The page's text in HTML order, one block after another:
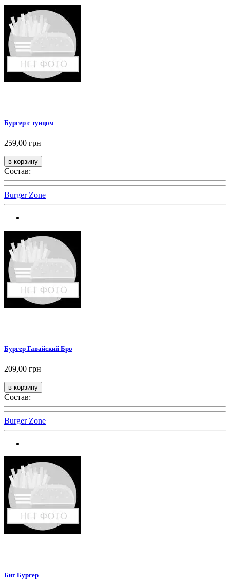
Бургер с тунцом
259,00 грн
Состав:
Burger Zone
Бургер Гавайский Бро
209,00 грн
Состав:
Burger Zone
Биг Бургер